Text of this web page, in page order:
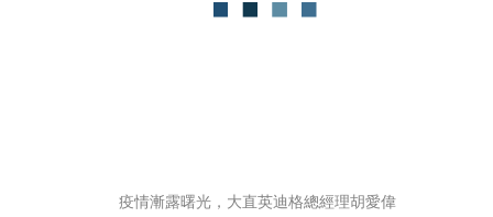
疫情漸露曙光，大直英迪格總經理胡愛偉